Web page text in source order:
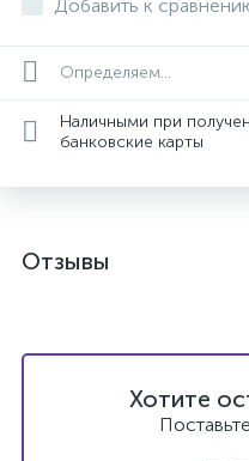
Добавить к
Определяем...
Наличными при
банковские карты
Отзывы
Хотите